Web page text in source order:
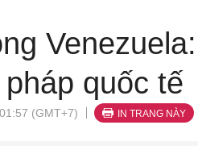
quốc tế
(GMT+7) IN TRANG NÀY